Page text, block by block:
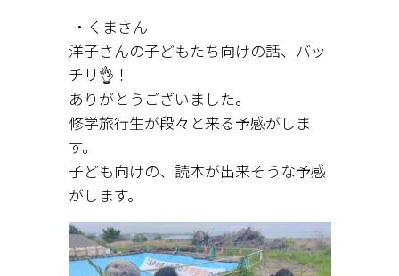
・くまさん
洋子さんの子どもたち向けの話、バッ
チリ👌！
ありがとうございました。
修学旅行生が段々と来る予感がしま
す。
子ども向けの、読本が出来そうな予感
がします。